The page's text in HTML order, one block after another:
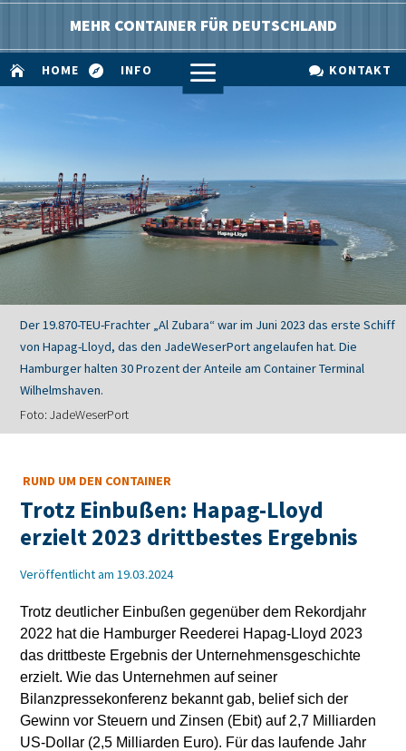
MEHR CONTAINER FÜR DEUTSCHLAND
 HOME  INFO a  KONTAKT
Der 19.870-TEU-Frachter „Al Zubara“ war im Juni 2023 das erste Schiff
von Hapag-Lloyd, das den JadeWeserPort angelaufen hat. Die
Hamburger halten 30 Prozent der Anteile am Container Terminal
Wilhelmshaven.
Foto: JadeWeserPort
RUND UM DEN CONTAINER
Trotz Einbußen: Hapag-Lloyd
erzielt 2023 drittbestes Ergebnis
Veröffentlicht am 19.03.2024
Trotz deutlicher Einbußen gegenüber dem Rekordjahr
2022 hat die Hamburger Reederei Hapag-Lloyd 2023
das drittbeste Ergebnis der Unternehmensgeschichte
erzielt. Wie das Unternehmen auf seiner
Bilanzpressekonferenz bekannt gab, belief sich der
Gewinn vor Steuern und Zinsen (Ebit) auf 2,7 Milliarden
US-Dollar (2,5 Milliarden Euro). Für das laufende Jahr